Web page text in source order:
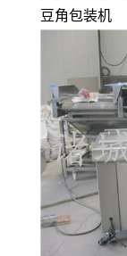
豆角包装机